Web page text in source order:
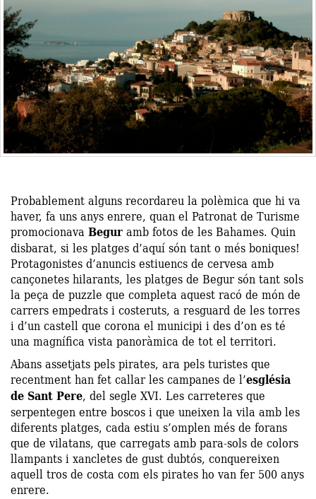
Probablement alguns recordareu la polèmica que hi va
haver, fa uns anys enrere, quan el Patronat de Turisme
promocionavaBeguramb fotos de les Bahames. Quin
disbarat, si les platges d’aquí són tant o més boniques!
Protagonistes d’anuncis estiuencs de cervesa amb
cançonetes hilarants, les platges de Begur són tant sols
la peça de puzzle que completa aquest racó de món de
carrers empedrats i costeruts, a resguard de les torres
i d’un castell que corona el municipi i des d’on es té
una magnífica vista panoràmica de tot el territori.
Abans assetjats pels pirates, ara pels turistes que
recentment han fet callar les campanes de l’església
de Sant Pere, del segle XVI. Les carreteres que
serpentegen entre boscos i que uneixen la vila amb les
diferents platges, cada estiu s’omplen més de forans
que de vilatans, que carregats amb para-sols de colors
llampants i xancletes de gust dubtós, conquereixen
aquell tros de costa com els pirates ho van fer 500 anys
enrere.